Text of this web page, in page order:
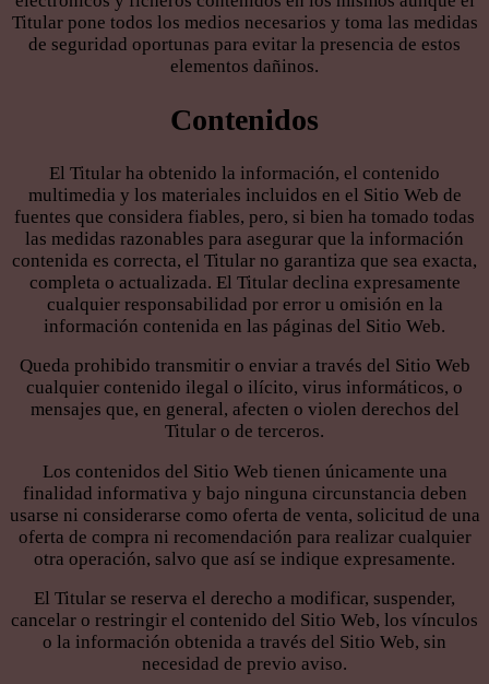
Titular pone todos los medios necesarios y toma las medidas
de seguridad oportunas para evitar la presencia de estos
elementos dañinos.
Contenidos
El Titular ha obtenido la información, el contenido
multimedia y los materiales incluidos en el Sitio Web de
fuentes que considera fiables, pero, si bien ha tomado todas
las medidas razonables para asegurar que la información
contenida es correcta, el Titular no garantiza que sea exacta,
completa o actualizada. El Titular declina expresamente
cualquier responsabilidad por error u omisión en la
información contenida en las páginas del Sitio Web.
Queda prohibido transmitir o enviar a través del Sitio Web
cualquier contenido ilegal o ilícito, virus informáticos, o
mensajes que, en general, afecten o violen derechos del
Titular o de terceros.
Los contenidos del Sitio Web tienen únicamente una
finalidad informativa y bajo ninguna circunstancia deben
usarse ni considerarse como oferta de venta, solicitud de una
oferta de compra ni recomendación para realizar cualquier
otra operación, salvo que así se indique expresamente.
El Titular se reserva el derecho a modificar, suspender,
cancelar o restringir el contenido del Sitio Web, los vínculos
o la información obtenida a través del Sitio Web, sin
necesidad de previo aviso.